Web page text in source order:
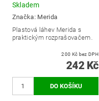
Skladem
Značka: Merida
Plastová láhev Merida s
praktickým rozprašovačem.
200 Kč bez DPH
242 Kč